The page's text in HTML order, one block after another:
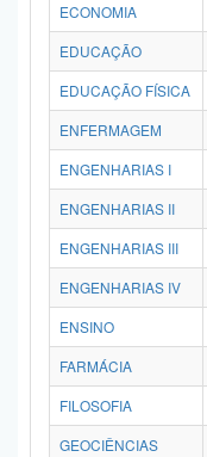
ECONOMIA
EDUCAÇÃO
EDUCAÇÃO FÍSICA
ENFERMAGEM
ENGENHARIAS I
ENGENHARIAS II
ENGENHARIAS III
ENGENHARIAS IV
ENSINO
FARMÁCIA
FILOSOFIA
GEOCIÊNCIAS